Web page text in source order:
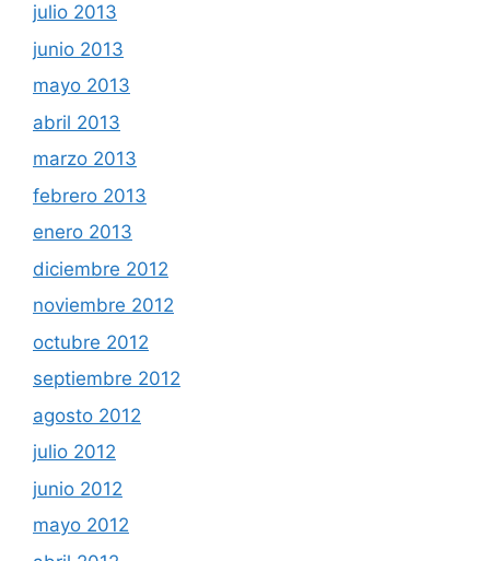
julio 2013
junio 2013
mayo 2013
abril 2013
marzo 2013
febrero 2013
enero 2013
diciembre 2012
noviembre 2012
octubre 2012
septiembre 2012
agosto 2012
julio 2012
junio 2012
mayo 2012